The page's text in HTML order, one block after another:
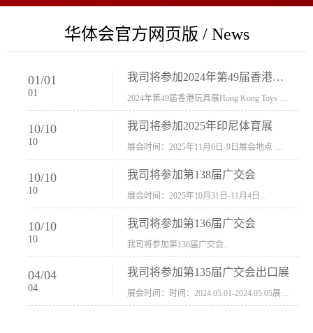
华体会官方网页版 / News
01/01
01
我司将参加2024年第49届香港玩具展Hong Kong Toys & Games Fair 欢迎新···
10/10
10
我司将参加2025年印尼体育展
10/10
10
我司将参加第138届广交会
展会时间：2025年10月31日-11月4日...
10/10
10
我司将参加第136届广交会
我司将参加第136届广交会...
04/04
04
我司将参加第135届广交会出口展
展会时间：时间：2024.05.01-2024.05.05展会地址：中国进出口商品交易会展馆福建康莱宝公司展位号12.1G37-38、H11-12，浙江康莱宝展位号17.1B23-24、C19-20...